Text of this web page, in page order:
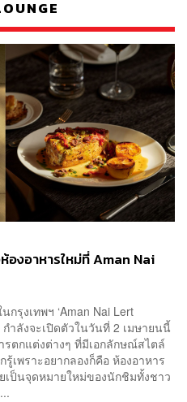
องอาหารใหม่ที่ Aman Nai
กรุงเทพฯ ‘Aman Nai Lert
กำลังจะเปิดตัวในวันที่ 2 เมษายนนี้
ตกแต่งต่างๆ ที่มีเอกลักษณ์สไตล์
เพราะอยากลองก็คือ ห้องอาหาร
เป็นจุดหมายใหม่ของนักชิมทั้งชาว